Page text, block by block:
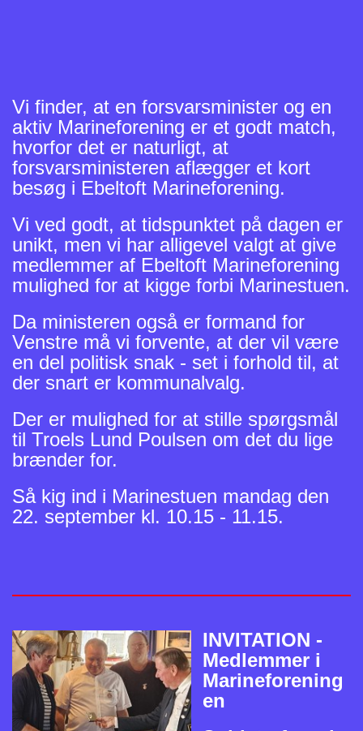
Vi finder, at en forsvarsminister og en
aktiv Marineforening er et godt match,
hvorfor det er naturligt, at
forsvarsministeren aflægger et kort
besøg i Ebeltoft Marineforening.
Vi ved godt, at tidspunktet på dagen er
unikt, men vi har alligevel valgt at give
medlemmer af Ebeltoft Marineforening
mulighed for at kigge forbi Marinestuen.
Da ministeren også er formand for
Venstre må vi forvente, at der vil være
en del politisk snak - set i forhold til, at
der snart er kommunalvalg.
Der er mulighed for at stille spørgsmål
til Troels Lund Poulsen om det du lige
brænder for.
Så kig ind i Marinestuen mandag den
22. september kl. 10.15 - 11.15.
INVITATION -
Medlemmer i
Marineforening
en